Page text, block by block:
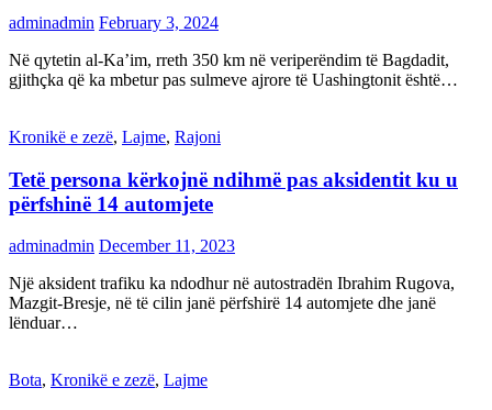
adminadmin February 3, 2024
Në qytetin al-Ka’im, rreth 350 km në veriperëndim të Bagdadit,
gjithçka që ka mbetur pas sulmeve ajrore të Uashingtonit është…
Kronikë e zezë, Lajme, Rajoni
Tetë persona kërkojnë ndihmë pas aksidentit ku u
përfshinë 14 automjete
adminadmin December 11, 2023
Një aksident trafiku ka ndodhur në autostradën Ibrahim Rugova,
Mazgit-Bresje, në të cilin janë përfshirë 14 automjete dhe janë
lënduar…
Bota, Kronikë e zezë, Lajme